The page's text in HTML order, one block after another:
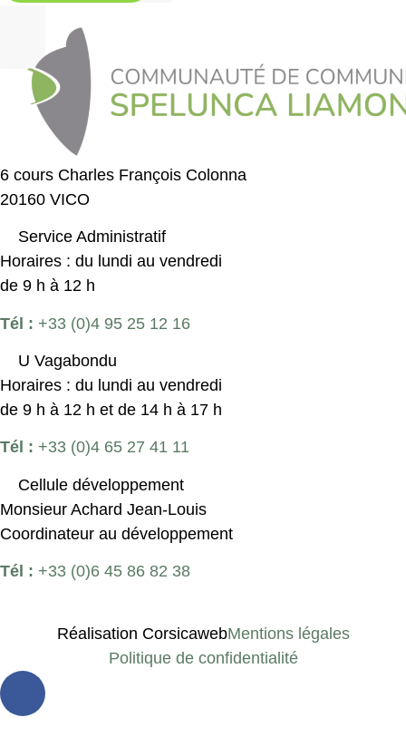
6 cours Charles François Colonna
20160 VICO
Service Administratif
Horaires : du lundi au vendredi
de 9 h à 12 h
Tél : +33 (0)4 95 25 12 16
U Vagabondu
Horaires : du lundi au vendredi
de 9 h à 12 h et de 14 h à 17 h
Tél : +33 (0)4 65 27 41 11
Cellule développement
Monsieur Achard Jean-Louis
Coordinateur au développement
Tél : +33 (0)6 45 86 82 38
Réalisation CorsicawebMentions légales
Politique de confidentialité